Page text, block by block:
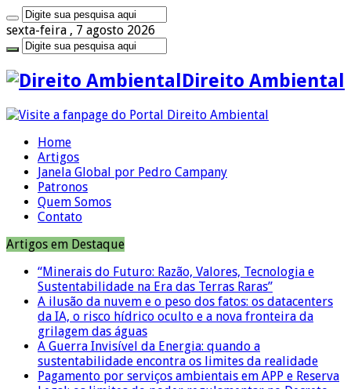
sexta-feira , 7 agosto 2026
Direito Ambiental
Home
Artigos
Janela Global por Pedro Campany
Patronos
Quem Somos
Contato
Artigos em Destaque
“Minerais do Futuro: Razão, Valores, Tecnologia e
Sustentabilidade na Era das Terras Raras”
A ilusão da nuvem e o peso dos fatos: os datacenters
da IA, o risco hídrico oculto e a nova fronteira da
grilagem das águas
A Guerra Invisível da Energia: quando a
sustentabilidade encontra os limites da realidade
Pagamento por serviços ambientais em APP e Reserva